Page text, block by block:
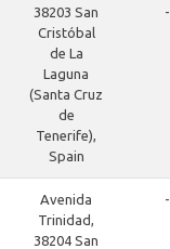
38203 San
Cristóbal
de La
Laguna
(Santa Cruz
de
Tenerife),
Spain
-
Avenida
Trinidad,
38204 San
-